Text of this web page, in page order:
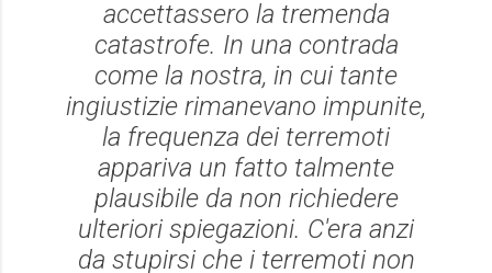
accettassero la tremenda
catastrofe. In una contrada
come la nostra, in cui tante
ingiustizie rimanevano impunite,
la frequenza dei terremoti
appariva un fatto talmente
plausibile da non richiedere
ulteriori spiegazioni. C'era anzi
da stupirsi che i terremoti non